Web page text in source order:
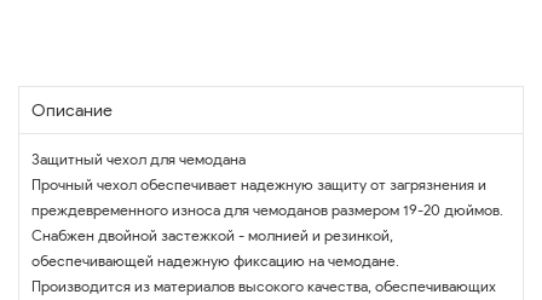
Описание
Защитный чехол для чемодана
Прочный чехол обеспечивает надежную защиту от загрязнения и
преждевременного износа для чемоданов размером 19-20 дюймов.
Снабжен двойной застежкой - молнией и резинкой,
обеспечивающей надежную фиксацию на чемодане.
Производится из материалов высокого качества, обеспечивающих